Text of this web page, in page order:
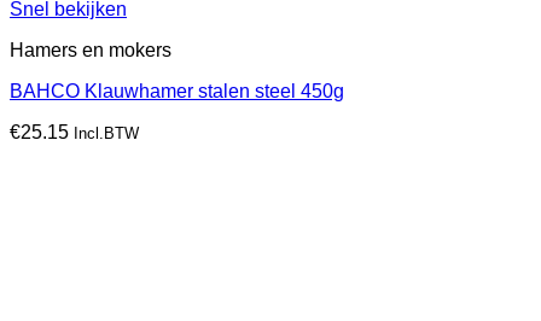
Snel bekijken
Hamers en mokers
BAHCO Klauwhamer stalen steel 450g
€25.15 Incl.BTW